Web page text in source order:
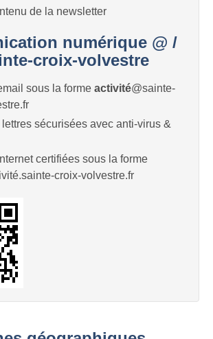
de la newsletter
numérique @ /
croix-volvestre
sous la forme activité@sainte-
sécurisées avec anti-virus &
certifiées sous la forme
croix-volvestre.fr